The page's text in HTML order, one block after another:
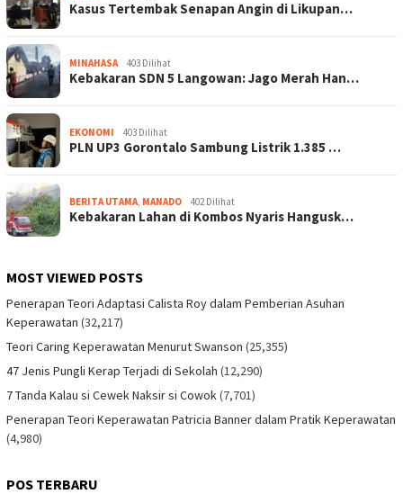
Kasus Tertembak Senapan Angin di Likupan…
MINAHASA 403 Dilihat
Kebakaran SDN 5 Langowan: Jago Merah Han…
EKONOMI 403 Dilihat
PLN UP3 Gorontalo Sambung Listrik 1.385 …
BERITA UTAMA MANADO 402 Dilihat
Kebakaran Lahan di Kombos Nyaris Hangusk…
MOST VIEWED POSTS
Penerapan Teori Adaptasi Calista Roy dalam Pemberian Asuhan
Keperawatan (32,217)
Teori Caring Keperawatan Menurut Swanson (25,355)
47 Jenis Pungli Kerap Terjadi di Sekolah (12,290)
7 Tanda Kalau si Cewek Naksir si Cowok(7,701)
Penerapan Teori Keperawatan Patricia Banner dalam Pratik Keperawatan
(4,980)
POS TERBARU